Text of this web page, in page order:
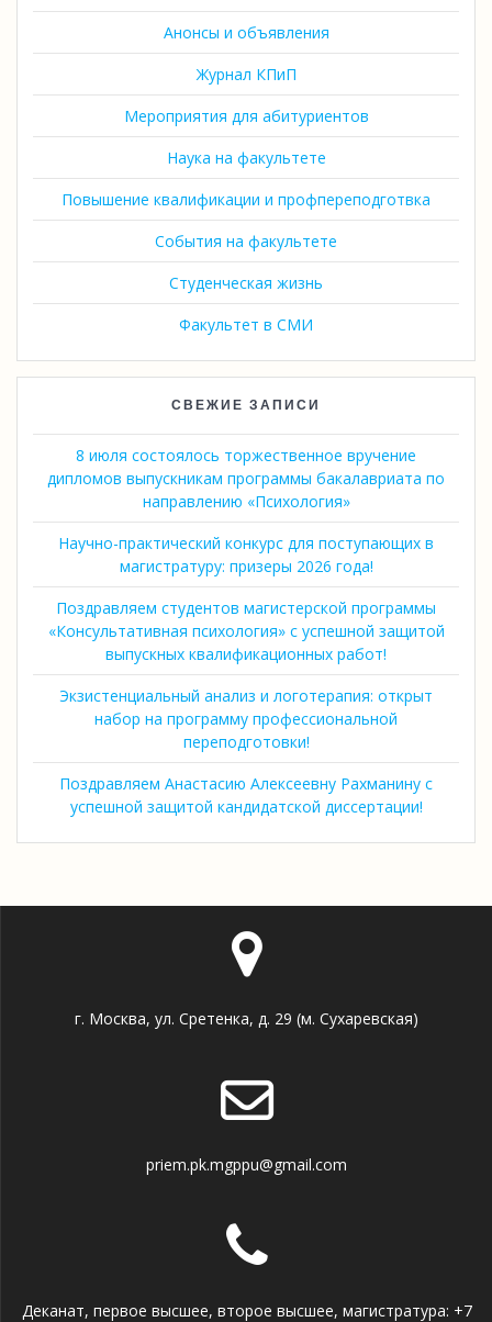
Анонсы и объявления
Журнал КПиП
Мероприятия для абитуриентов
Наука на факультете
Повышение квалификации и профпереподготвка
События на факультете
Студенческая жизнь
Факультет в СМИ
СВЕЖИЕ ЗАПИСИ
8 июля состоялось торжественное вручение
дипломов выпускникам программы бакалавриата по
направлению «Психология»
Научно-практический конкурс для поступающих в
магистратуру: призеры 2026 года!
Поздравляем студентов магистерской программы
«Консультативная психология» с успешной защитой
выпускных квалификационных работ!
Экзистенциальный анализ и логотерапия: открыт
набор на программу профессиональной
переподготовки!
Поздравляем Анастасию Алексеевну Рахманину с
успешной защитой кандидатской диссертации!
г. Москва, ул. Сретенка, д. 29 (м. Сухаревская)
priem.pk.mgppu@gmail.com
Деканат, первое высшее, второе высшее, магистратура: +7